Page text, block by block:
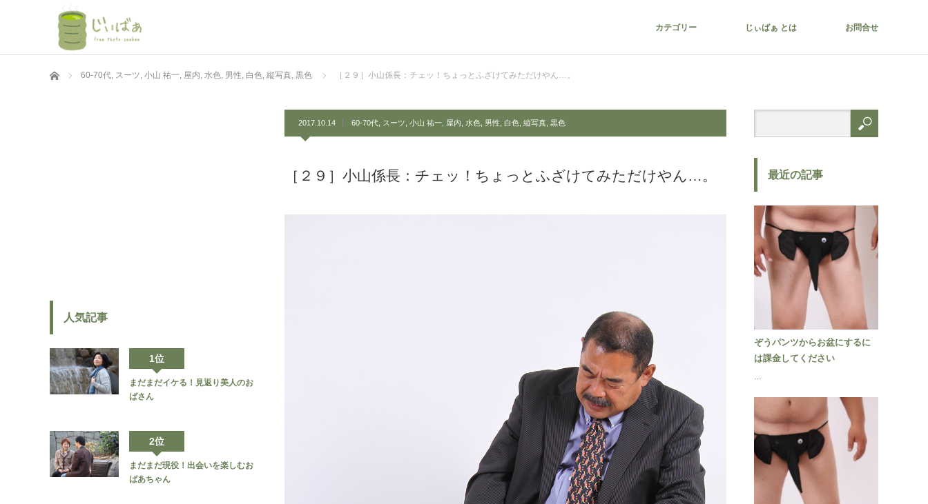
カテゴリー じぃばぁ とは お問合せ
ホーム 60-70代, スーツ, 小山 祐一, 屋内, 水色, 男性, 白色, 縦写真, 黒色 ［２９］小山係長：チェッ！ちょっとふざけてみただけやん…。
2017.10.14 60-70代 スーツ 小山 祐一 屋内 水色 男性 白色 縦写真 黒色
［２９］小山係長：チェッ！ちょっとふざけてみただけやん…。
人気記事
1位
まだまだイケる！見返り美人のお
ばさん
2位
まだまだ現役！出会いを楽しむお
ばあちゃん
最近の記事
ぞうパンツからお盆にするに
は課金してください